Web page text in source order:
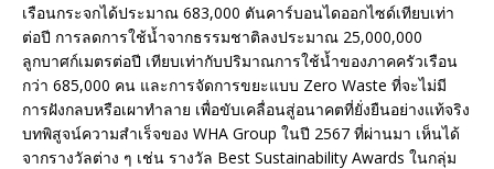
เรือนกระจกได้ประมาณ 683,000 ตันคาร์บอนไดออกไซด์เทียบเท่า
ต่อปี การลดการใช้น้ำจากธรรมชาติลงประมาณ 25,000,000
ลูกบาศก์เมตรต่อปี เทียบเท่ากับปริมาณการใช้น้ำของภาคครัวเรือน
กว่า 685,000 คน และการจัดการขยะแบบ Zero Waste ที่จะไม่มี
การฝังกลบหรือเผาทำลาย เพื่อขับเคลื่อนสู่อนาคตที่ยั่งยืนอย่างแท้จริง
บทพิสูจน์ความสำเร็จของ WHA Group ในปี 2567 ที่ผ่านมา เห็นได้
จากรางวัลต่าง ๆ เช่น รางวัล Best Sustainability Awards ในกลุ่ม